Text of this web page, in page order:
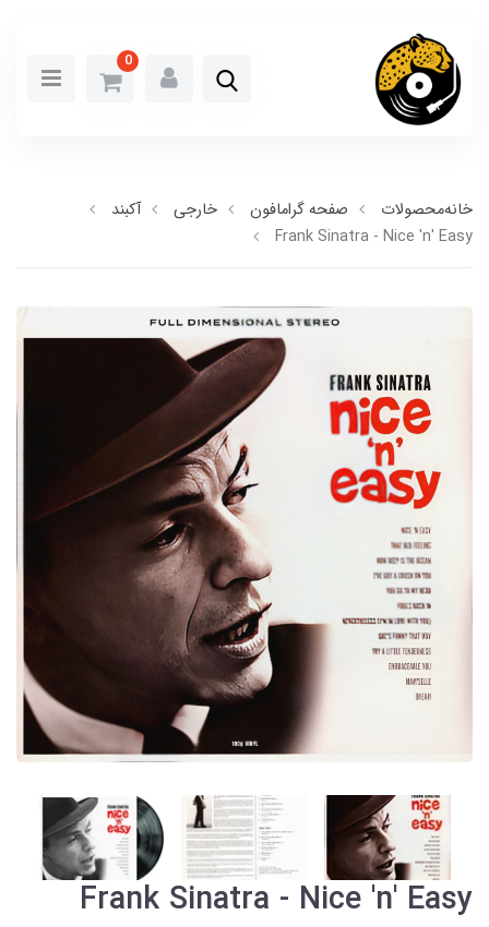
0
خانهمحصولات صفحه گرامافون خارجی
آکبند
Frank Sinatra - Nice 'n' Easy
Frank Sinatra - Nice 'n' Easy